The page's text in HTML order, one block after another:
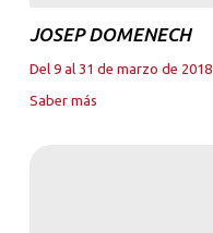
JOSEP DOMENECH
Del 9 al 31 de marzo de 2018
Saber más